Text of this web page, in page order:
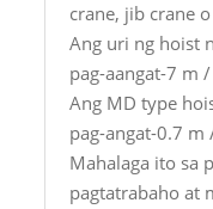
crane, jib crane
Ang uri ng hoist
pag-aangat-7 m
Ang MD type
pag-angat-0.7
Mahalaga ito sa
pagtatrabaho at